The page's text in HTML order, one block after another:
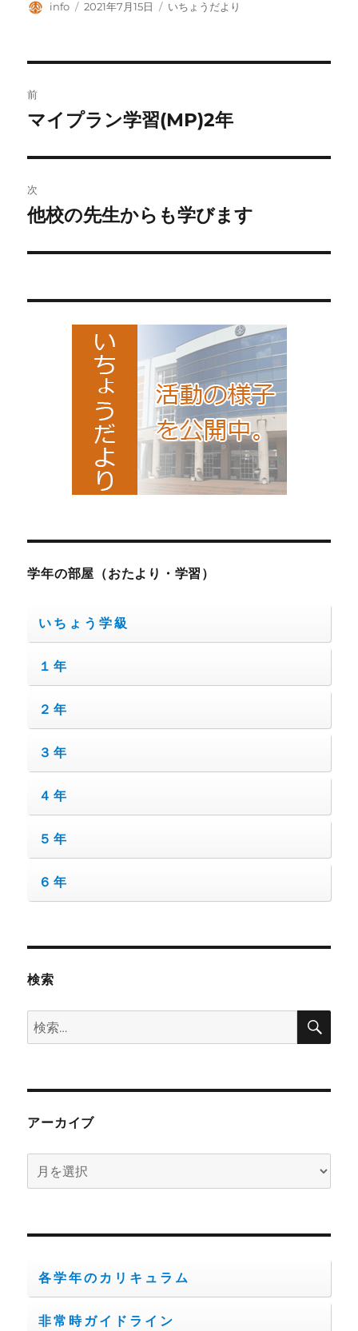
投
info
投
2021年7月15日
カ
いちょうだより
稿
ビ
ゲ
ー
前
前
投
稿:
マイプラン学習(MP)2年
次
次
投
他校の先生からも学びます
学年の部屋（おたより・学習）
いちょう学級
１年
２年
３年
４年
５年
６年
検索
検
索:
検
アーカイブ
ー
イ
各学年のカリキュラム
非常時ガイドライン